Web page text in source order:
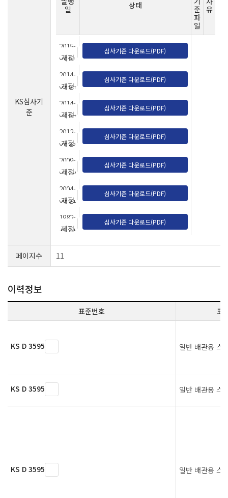
KS심사기
준
일
상태
준
파
일
유
2015-
07-07
개정
심사기준 다운로드(PDF)
2014-
03-04
개정
심사기준 다운로드(PDF)
2014-
02-04
개정
심사기준 다운로드(PDF)
2012-
07-23
개정
심사기준 다운로드(PDF)
2009-
09-10
개정
심사기준 다운로드(PDF)
2004-
08-31
개정
심사기준 다운로드(PDF)
1982-
12-21
제정
심사기준 다운로드(PDF)
페이지수 11
이력정보
표준번호 표
KS D 3595 일반 배관용 스
KS D 3595 일반 배관용 스
KS D 3595 일반 배관용 스